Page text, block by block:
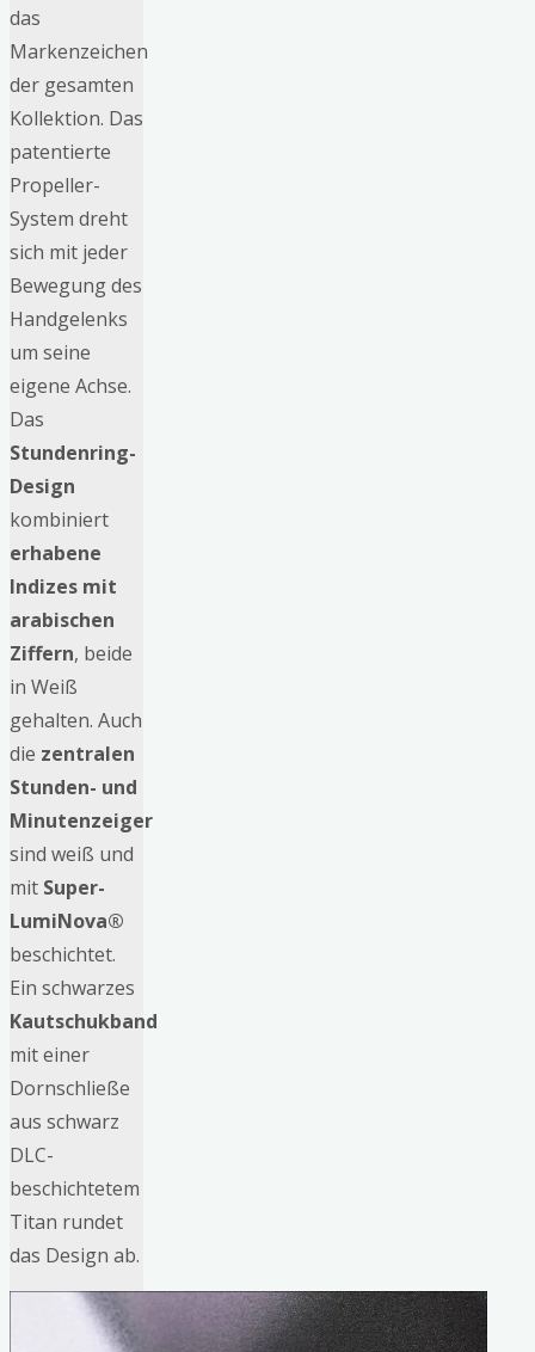
das
Markenzeichen
der gesamten
Kollektion. Das
patentierte
Propeller-
System dreht
sich mit jeder
Bewegung des
Handgelenks
um seine
eigene Achse.
Das
Stundenring-
Design
kombiniert
erhabene
Indizes mit
arabischen
Ziffern, beide
in Weiß
gehalten. Auch
die zentralen
Stunden- und
Minutenzeiger
sind weiß und
mit Super-
LumiNova®
beschichtet.
Ein schwarzes
Kautschukband
mit einer
Dornschließe
aus schwarz
DLC-
beschichtetem
Titan rundet
das Design ab.